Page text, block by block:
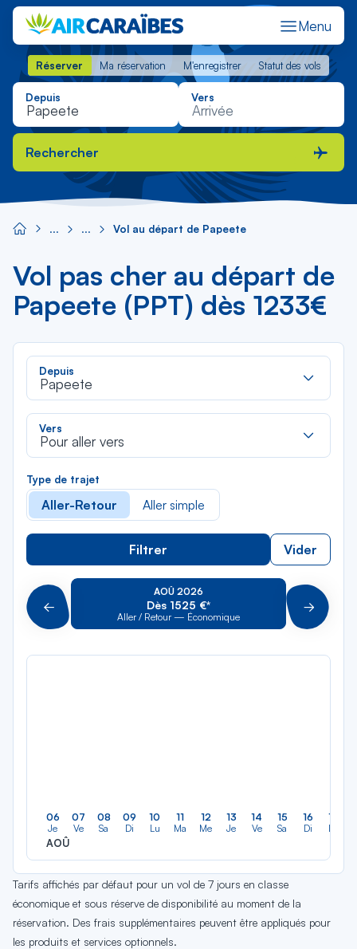
Menu
Réserver Ma réservation M'enregistrer Statut des vols
Réserver Ma réservation M'enregistrer Statut des vols
Depuis Vers
Rechercher
Vol au départ de Papeete
Vol pas cher au départ de
Papeete (PPT) dès 1233€
Depuis
Papeete
Vers
Pour aller vers
Type de trajet
Aller-Retour Aller simple
Filtrer Vider
Précédent
AOÛ 2026
Dès 1525 €*
Aller / Retour — Économique Suivant
06
Je
AOÛ
07
Ve
08
Sa
09
Di
10
Lu
11
Ma
12
Me
13
Je
14
Ve
15
Sa
16
Di
17
Lu
Tarifs affichés par défaut pour un vol de 7 jours en classe
économique et sous réserve de disponibilité au moment de la
réservation. Des frais supplémentaires peuvent être appliqués pour
les produits et services optionnels.